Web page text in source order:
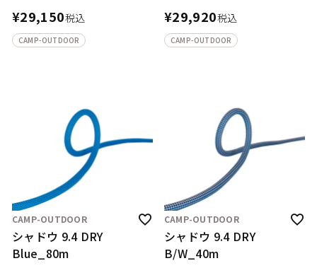
¥29,150税込
CAMP-OUTDOOR
¥29,920税込
CAMP-OUTDOOR
CAMP-OUTDOOR
シャドウ 9.4 DRY
Blue_80m
CAMP-OUTDOOR
シャドウ 9.4 DRY
B/W_40m